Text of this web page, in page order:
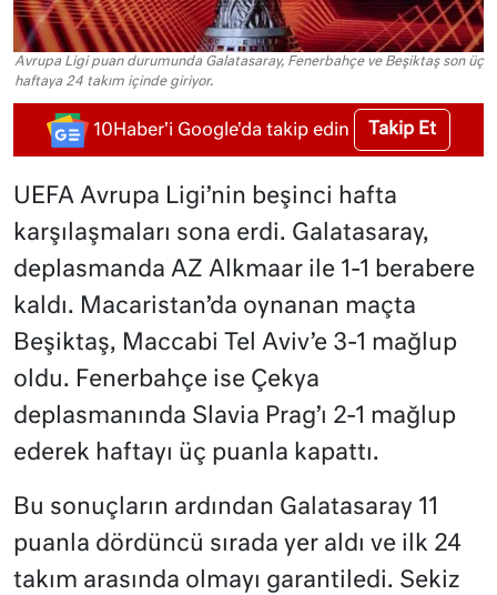
Avrupa Ligi puan durumunda Galatasaray, Fenerbahçe ve Beşiktaş son üç
haftaya 24 takım içinde giriyor.
10Haber'i Google'da takip edin Takip Et
UEFA Avrupa Ligi’nin beşinci hafta
karşılaşmaları sona erdi. Galatasaray,
deplasmanda AZ Alkmaar ile 1-1 berabere
kaldı. Macaristan’da oynanan maçta
Beşiktaş, Maccabi Tel Aviv’e 3-1 mağlup
oldu. Fenerbahçe ise Çekya
deplasmanında Slavia Prag’ı 2-1 mağlup
ederek haftayı üç puanla kapattı.
Bu sonuçların ardından Galatasaray 11
puanla dördüncü sırada yer aldı ve ilk 24
takım arasında olmayı garantiledi. Sekiz